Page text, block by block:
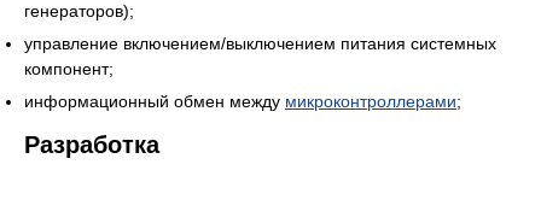
генераторов);
управление включением/выключением питания системных
компонент;
информационный обмен между микроконтроллерами;
Разработка